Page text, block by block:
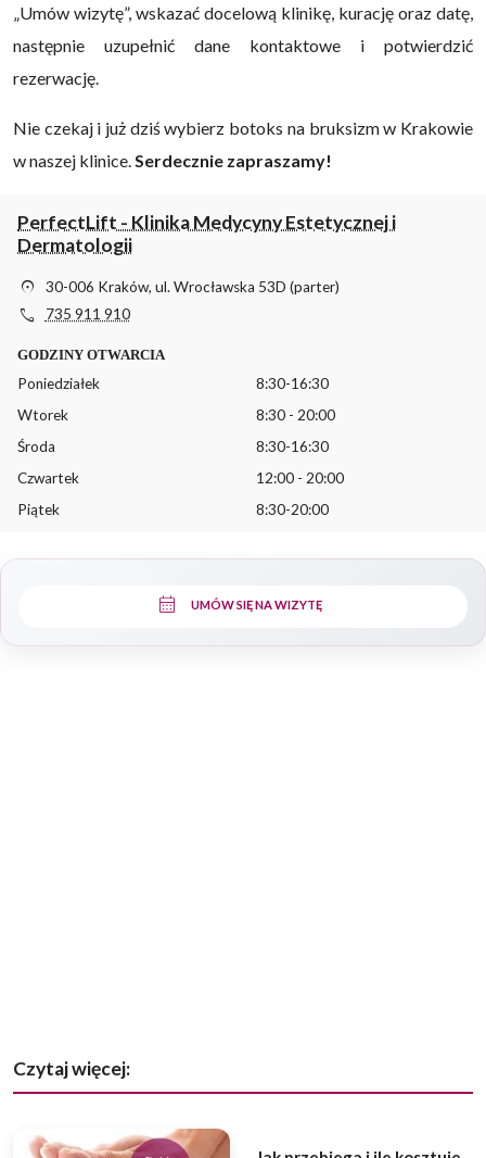
„Umów wizytę”, wskazać docelową klinikę, kurację oraz datę,
następnie uzupełnić dane kontaktowe i potwierdzić
rezerwację.
Nie czekaj i już dziś wybierz botoks na bruksizm w Krakowie
w naszej klinice. Serdecznie zapraszamy!
PerfectLift - Klinika Medycyny Estetycznej i
Dermatologii
location_on 30-006 Kraków, ul. Wrocławska 53D (parter)
phone 735 911 910
GODZINY OTWARCIA
Poniedziałek
8:30-16:30
Wtorek
8:30 - 20:00
Środa
8:30-16:30
Czwartek
12:00 - 20:00
Piątek
8:30-20:00
calendar_month UMÓW SIĘ NA WIZYTĘ
Czytaj więcej: